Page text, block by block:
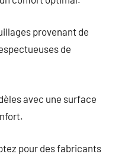
provenant de
de
avec une surface
pour des fabricants